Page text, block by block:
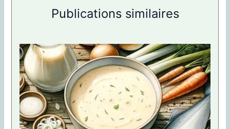
Publications similaires